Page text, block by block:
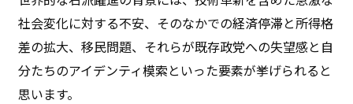
社会変化に対する不安、そのなかでの経済停滞と所得格
差の拡大、移民問題、それらが既存政党への失望感と自
分たちのアイデンティ模索といった要素が挙げられると
思います。